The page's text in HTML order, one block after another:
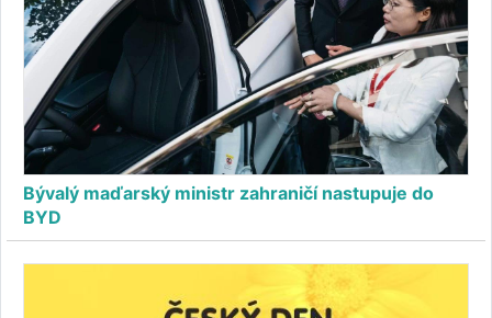
Bývalý maďarský ministr zahraničí nastupuje do
BYD